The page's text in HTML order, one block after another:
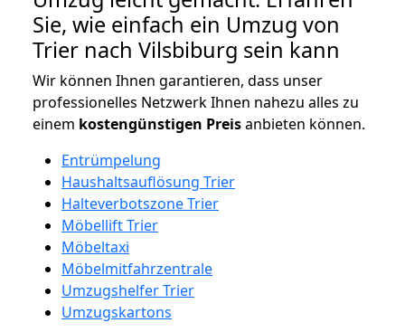
Sie, wie einfach ein Umzug von
Trier nach Vilsbiburg sein kann
Wir können Ihnen garantieren, dass unser
professionelles Netzwerk Ihnen nahezu alles zu
einem kostengünstigen Preisanbieten können.
Entrümpelung
Haushaltsauflösung Trier
Halteverbotszone Trier
Möbellift Trier
Möbeltaxi
Möbelmitfahrzentrale
Umzugshelfer Trier
Umzugskartons